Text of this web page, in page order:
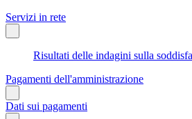
Servizi in rete
Risultati delle indagini sulla
Pagamenti dell'amministrazione
Dati sui pagamenti